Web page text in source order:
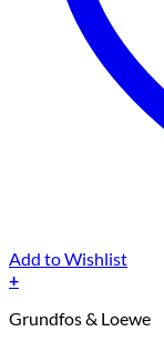
Add to Wishlist
+
Produkt
Grundfos & Loewe